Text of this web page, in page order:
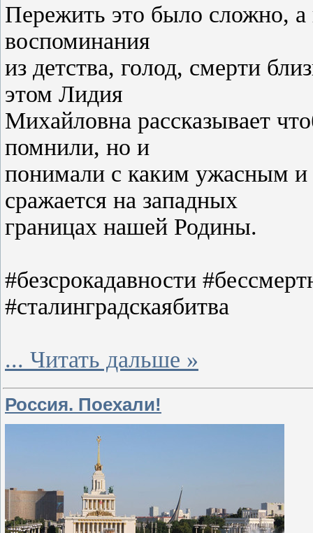
Пережить это было сложно, а
воспоминания
из детства, голод, смерти
этом Лидия
Михайловна рассказывает
помнили, но и
понимали с каким ужасным
сражается на западных
границах нашей Родины.
#безсрокадавности
#сталинградскаябитва
... Читать дальше »
Россия. Поехали!